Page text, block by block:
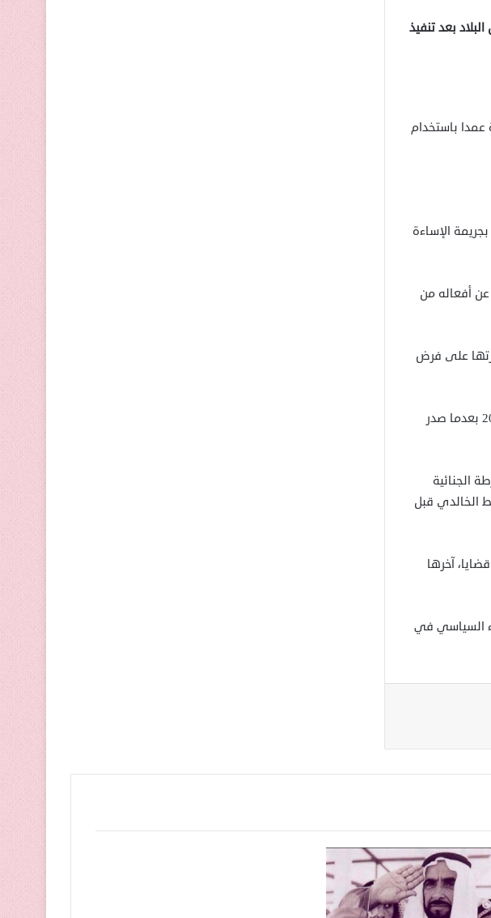
والإبعاد عن البلاد بعد تنفيذ
باستخدام
بجريمة الإساءة
أفعاله من
على فرض
بحسب بيان وزارة الداخلية الكويتية في يناير 2025، هرب سلمان الخالدي خارج الكويت في ديسمبر 2023 بعدما صدر
الجنائية
الخالدي قبل
محاكمته في عدة قضايا، آخرها
السياسي في